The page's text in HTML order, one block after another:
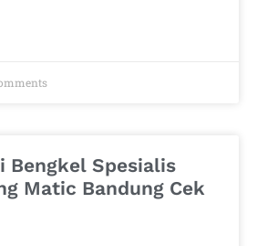
Bengkel Spesialis
Matic Bandung Cek